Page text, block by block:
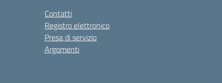
Contatti
Registro elettronico
Presa di servizio
Argomenti